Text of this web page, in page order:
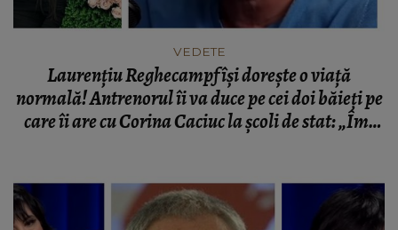
VEDETE
Laurențiu Reghecampf își dorește o viață
normală! Antrenorul îi va duce pe cei doi băieți pe
care îi are cu Corina Caciuc la școli de stat: „Îmi